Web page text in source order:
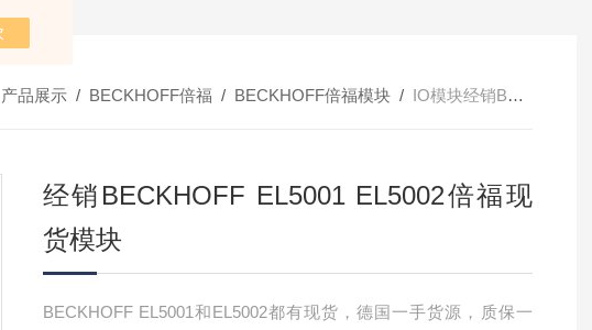
产品展示/ BECKHOFF倍福 / BECKHOFF倍福模块/ IO模块经销BECKHOFF EL5001 EL5002倍福现货模块
经销BECKHOFF EL5001 EL5002倍福现
货模块
BECKHOFF EL5001和EL5002都有现货，德国一手货源，质保一